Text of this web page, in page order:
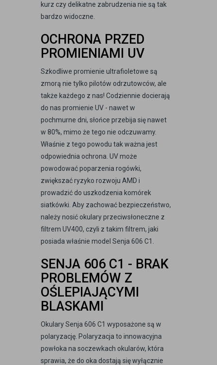
kurz czy delikatne zabrudzenia nie są tak
bardzo widoczne.
OCHRONA PRZED
PROMIENIAMI UV
Szkodliwe promienie ultrafioletowe są
zmorą nie tylko pilotów odrzutowców, ale
także każdego z nas! Codziennie docierają
do nas promienie UV - nawet w
pochmurne dni, słońce przebija się nawet
w 80%, mimo że tego nie odczuwamy.
Właśnie z tego powodu tak ważna jest
odpowiednia ochrona. UV może
powodować poparzenia rogówki,
zwiększać ryzyko rozwoju AMD i
prowadzić do uszkodzenia komórek
siatkówki. Aby zachować bezpieczeństwo,
należy nosić okulary przeciwsłoneczne z
filtrem UV400, czyli z takim filtrem, jaki
posiada właśnie model Senja 606 C1.
SENJA 606 C1 - BRAK
PROBLEMÓW Z
OŚLEPIAJĄCYMI
BLASKAMI
Okulary Senja 606 C1 wyposażone są w
polaryzację. Polaryzacja to innowacyjna
powłoka na soczewkach okularów, która
sprawia, że do oka dostają się wyłącznie